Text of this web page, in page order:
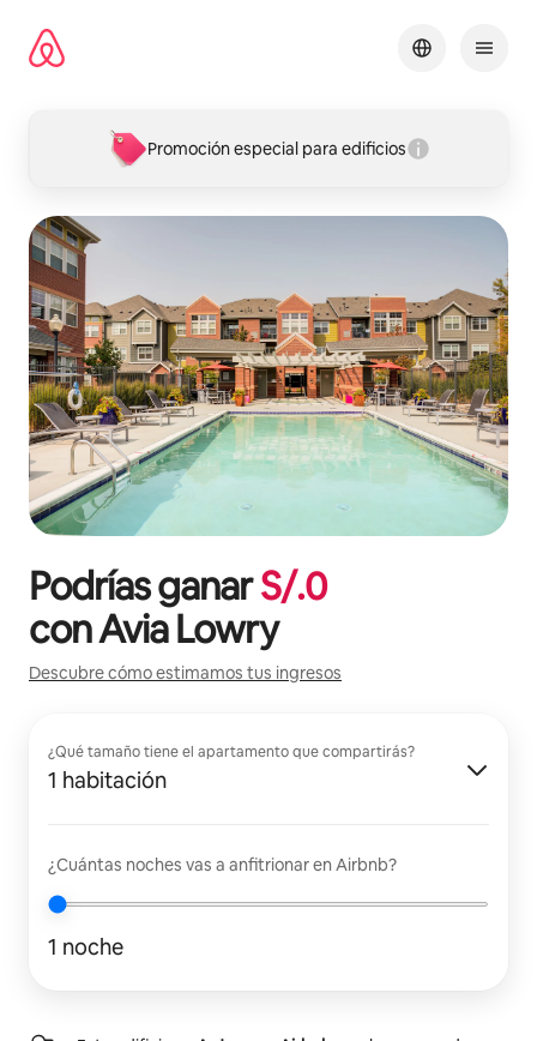
contenido
Promoción especial para edificios
Podrías ganarS/.0
conAvia Lowry
Descubre cómo estimamos tus ingresos
¿Qué tamaño tiene el apartamento que compartirás?
1 habitación
¿Cuántas noches vas a anfitrionar en Airbnb?
1 noche